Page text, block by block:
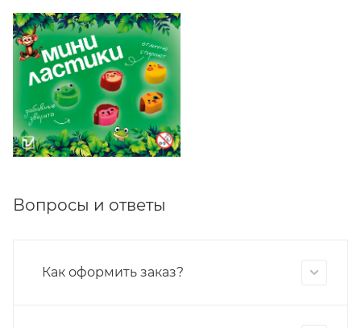
Вопросы и ответы
Как оформить заказ?